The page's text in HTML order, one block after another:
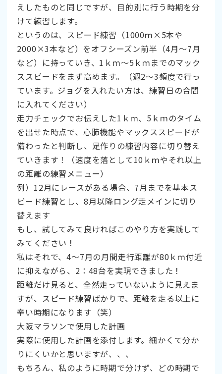
えしたものと同じですが、目的別に行う時期を分
けて練習します。
というのは、スピード練習（1000ｍ×5本や
2000×3本など）をオフシーズン前半（4月～7月
など）に持っていき、1ｋｍ～5ｋｍまでのマック
ススピードをまず高めます。（週2～3頻度で行っ
ています。ジョグを入れたい方は、練習日の合間
に入れてください）
走力チェックでお伝えした1ｋｍ、5ｋｍのタイム
を出せた時点で、心肺機能やマックススピードが
備わったと判断し、足作りの練習内容に切り替え
ていきます！（速度を落として10ｋｍやそれ以上
の距離の練習メニュー）
例）12月にレースがある場合、7月までを基本ス
ピード練習とし、8月以降ロング走メインに切り
替えます
もし、試してみて良ければこのやり方を実践して
みてください！
私はそれで、4～7月の月間走行距離が80ｋｍ付近
に抑えながら、2：48台を実現できました！
距離だけ見ると、全然走っていないように見えま
すが、スピード練習ばかりで、距離を走る以上に
辛い時期になります（笑）
大阪マラソンで使用した計画
実際に使用した計画を添付します。細かくて分か
りにくいかと思いますが、、、
もちろん、私のように時期で分けず、どの時期で